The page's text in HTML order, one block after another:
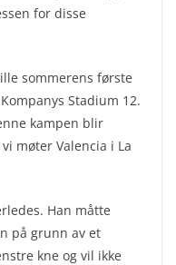
for disse
sommerens første
Stadium 12.
kampen blir
møter Valencia i La
Han måtte
på grunn av et
kne og vil ikke